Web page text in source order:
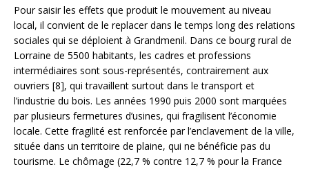
Pour saisir les effets que produit le mouvement au niveau
local, il convient de le replacer dans le temps long des relations
sociales qui se déploient à Grandmenil. Dans ce bourg rural de
Lorraine de 5500 habitants, les cadres et professions
intermédiaires sont sous-représentés, contrairement aux
ouvriers [8], qui travaillent surtout dans le transport et
l’industrie du bois. Les années 1990 puis 2000 sont marquées
par plusieurs fermetures d’usines, qui fragilisent l’économie
locale. Cette fragilité est renforcée par l’enclavement de la ville,
située dans un territoire de plaine, qui ne bénéficie pas du
tourisme. Le chômage (22,7 % contre 12,7 % pour la France